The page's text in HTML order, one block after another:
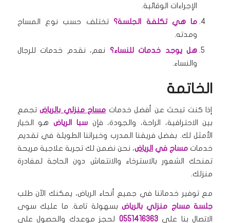
الإجراءات الوقائية.
ما هي تكلفة الجلسة؟ تختلف حسب نوع المساج
ومدته.
هل يوجد خدمات للنساء؟ نعم، نقدم خدمات للرجال
والنساء.
الخاتمة
إذا كنت تبحث عن أفضل خدمات مساج منزلي بالرياضتجمع
بين الاحترافية، الراحة، والجودة، فإنسبا الرياضهو الخيار
الأمثل لك. بفضل فريقنا المدرب وخبراتنا الطويلة في تقديم
خدمات مساج في الرياض، نحن نضمن لك تجربة علاجية مريحة
تمنحك الشعور بالاسترخاء والانتعاش دون الحاجة لمغادرة
منزلك.
مع توفير خدماتنا في جميع أنحاء الرياض، يمكنك الآن طلب
جلسة مساج منزلي بالرياض بسهولة تامة. ما عليك سوى
الاتصال بنا على0551416363 لحجز موعدك والحصول على